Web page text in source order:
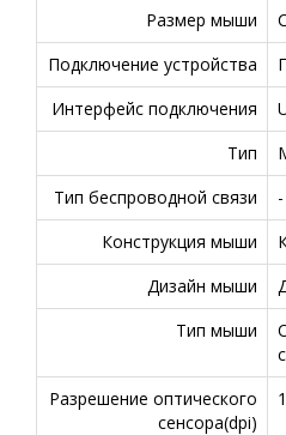
Размер мыши
Подключение устройства
Интерфейс подключения
Тип
Тип беспроводной связи
-
Конструкция мыши
Дизайн мыши
Тип мыши
Разрешение оптического
сенсора(dpi)